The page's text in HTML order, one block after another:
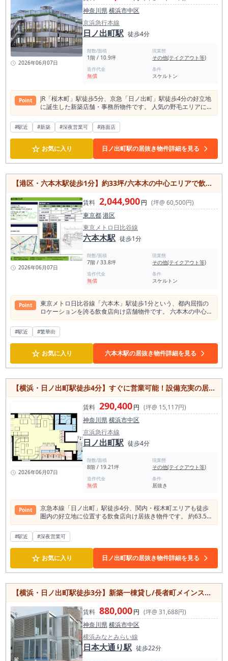
2026年06月07日
神奈川県横浜市中区
京浜急行本線
日ノ出町駅 徒歩4分
階数/面積
1階 / 10.9坪
現業態
その他(テイクアウト等)
造作代金
無償
条件
スケルトン
Point
JR「桜木町」駅徒歩5分、京急「日ノ出町」駅徒歩4分の好立地
に誕生した新築店舗・事務所物件です。 人気の野毛エリアに位
置し、飲食店の出店も可能。約36.04㎡（約10.9坪）の使い勝
手の良い広さで、カフェやバー、テイクアウト店、物販店、サ
ロンなど幅広い業態に対応できます。 1フロア1テナントのた
め独立性が高く、角部屋ならではの視認性も魅力。 スケルトン
渡しのため、コンセプトに合わせた自由な空間づくりが可能で
す。 さらに、フリーレント5ヶ月のキャンペーン実施中で、開
業時のコスト負担を大幅に軽減できる点も大きなメリット。 新
築ならではの清潔感と希少性を兼ね備えた注目の物件です。
#駅近 #新築 #深夜営業可 #路面店
☆ お気に入り 日ノ出町駅の居抜き物件詳細を見る
【港区・六本木駅徒歩1分】約33坪/六本木の中心エリアで飲食店開業/集客力が期待できる大型店舗
2026年06月07日
賃料 2,044,900円 (坪@ 60,500円)
東京都港区
東京メトロ日比谷線
六本木駅 徒歩1分
階数/面積
7階 / 33.8坪
現業態
その他(テイクアウト等)
造作代金
無償
条件
スケルトン
Point
東京メトロ日比谷線「六本木」駅徒歩1分という、都内屈指の
ロケーションを誇る飲食店向け店舗物件です。 六本木の中心エ
リアに位置し、高い集客力と認知度を活かした店舗展開が期待
できます。 専有面積は111.74㎡（約33.8坪）とゆとりがあ
り、レストランやダイニングバー、会員制ラウンジ、ナイト業
態など幅広い業種に対応可能。 7階部分ならではの落ち着いた
空間を演出しながら、六本木ブランドを最大限に活用した営業
が実現できます。 駅徒歩1分の優れたアクセスは、来店される
お客様はもちろん、スタッフの通勤面でも大きな魅力。 六本木
で存在感のある店舗出店をご検討の方におすすめの物件です。
#駅近 #繁華街
☆ お気に入り 六本木駅の居抜き物件詳細を見る
【横浜・日ノ出町駅徒歩4分】すぐに営業可能！設備充実の居抜き店舗/関内・桜木町エリア徒歩圏内/24時間利用可能
2026年06月07日
賃料 290,400円 (坪@ 15,117円)
神奈川県横浜市中区
京浜急行本線
日ノ出町駅 徒歩4分
階数/面積
8階 / 19.21坪
現業態
その他(テイクアウト等)
造作代金
無償
条件
居抜き
Point
京急本線「日ノ出町」駅徒歩4分、関内・桜木町エリアも徒歩
圏内の好立地に位置する飲食店向け居抜き物件です。 約63.52
㎡（約19.2坪）のワンフロア1テナント仕様で、独立性の高い
店舗運営が可能。 店内には冷蔵庫やエアコン、給湯設備など営
業に必要な備品が揃っており、初期投資を抑えながらスムーズ
な開業を目指せます。 24時間利用可能で、土日祝の営業にも
対応。 トイレ2ヶ所や収納スペース、動力設備も備えており、
バーやラウンジ、スナック、ダイニングバーなど幅広い飲食業
態におすすめです。 即時引渡し可能のため、早期オープンをご
検討の方はぜひお問い合わせください。
#駅近 #深夜営業可
☆ お気に入り 日ノ出町駅の居抜き物件詳細を見る
【横浜・日ノ出町駅徒歩3分】新築一棟貸し/長者町メインストリートのガラス張り店舗
賃料 880,000円 (坪@ 31,688円)
神奈川県横浜市中区
横浜みなとみらい線
日本大通り駅 徒歩22分